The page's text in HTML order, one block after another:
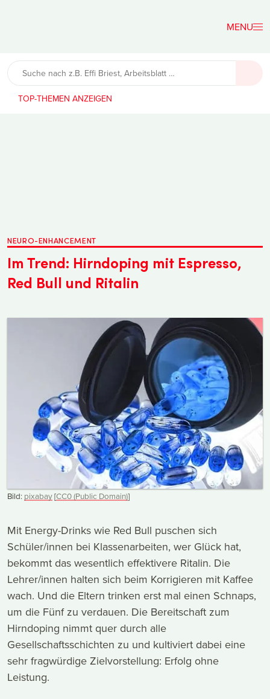
Lehrerfreund
TOP-THEMEN
NEURO-ENHANCEMENT
Im Trend: Hirndoping mit Espresso,
Red Bull und Ritalin
Bild: pixabay[CC0 (Public Domain)]
Mit Energy-Drinks wie Red Bull puschen sich
Schüler/innen bei Klassenarbeiten, wer Glück hat,
bekommt das wesentlich effektivere Ritalin. Die
Lehrer/innen halten sich beim Korrigieren mit Kaffee
wach. Und die Eltern trinken erst mal einen Schnaps,
um die Fünf zu verdauen. Die Bereitschaft zum
Hirndoping nimmt quer durch alle
Gesellschaftsschichten zu und kultiviert dabei eine
sehr fragwürdige Zielvorstellung: Erfolg ohne
Leistung.